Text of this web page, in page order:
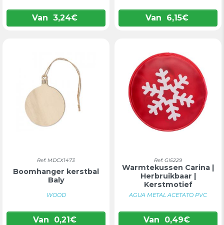
Van 3,24€ Van 6,15€
Ref: MDCX1473
Boomhanger kerstbal
Baly
WOOD
Van 0,21€
Ref: GI5229
Warmtekussen Carina |
Herbruikbaar |
Kerstmotief
AGUA METAL ACETATO PVC
Van 0,49€